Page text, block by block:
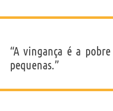
“A vingança é a
pequenas.”